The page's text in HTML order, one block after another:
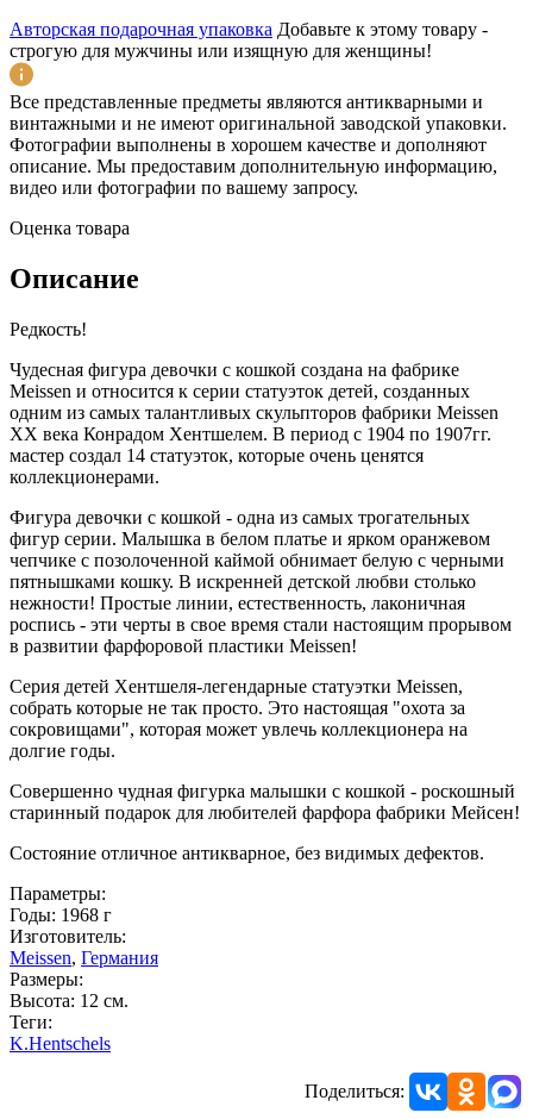
Авторская подарочная упаковка Добавьте к этому товару -
строгую для мужчины или изящную для женщины!
Все представленные предметы являются антикварными и
винтажными и не имеют оригинальной заводской упаковки.
Фотографии выполнены в хорошем качестве и дополняют
описание. Мы предоставим дополнительную информацию,
видео или фотографии по вашему запросу.
Оценка товара
Описание
Редкость!
Чудесная фигура девочки с кошкой создана на фабрике
Meissen и относится к серии статуэток детей, созданных
одним из самых талантливых скульпторов фабрики Meissen
XX века Конрадом Хентшелем. В период с 1904 по 1907гг.
мастер создал 14 статуэток, которые очень ценятся
коллекционерами.
Фигура девочки с кошкой - одна из самых трогательных
фигур серии. Малышка в белом платье и ярком оранжевом
чепчике с позолоченной каймой обнимает белую с черными
пятнышками кошку. В искренней детской любви столько
нежности! Простые линии, естественность, лаконичная
роспись - эти черты в свое время стали настоящим прорывом
в развитии фарфоровой пластики Meissen!
Серия детей Хентшеля-легендарные статуэтки Meissen,
собрать которые не так просто. Это настоящая "охота за
сокровищами", которая может увлечь коллекционера на
долгие годы.
Совершенно чудная фигурка малышки с кошкой - роскошный
старинный подарок для любителей фарфора фабрики Мейсен!
Состояние отличное антикварное, без видимых дефектов.
Параметры:
Годы: 1968 г
Изготовитель:
Meissen, Германия
Размеры:
Высота: 12 см.
Теги:
K.Hentschels
Поделиться: